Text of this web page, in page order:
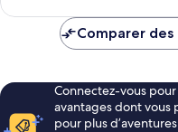
Comparer
Connectez-vous
avantages dont vous
pour plus